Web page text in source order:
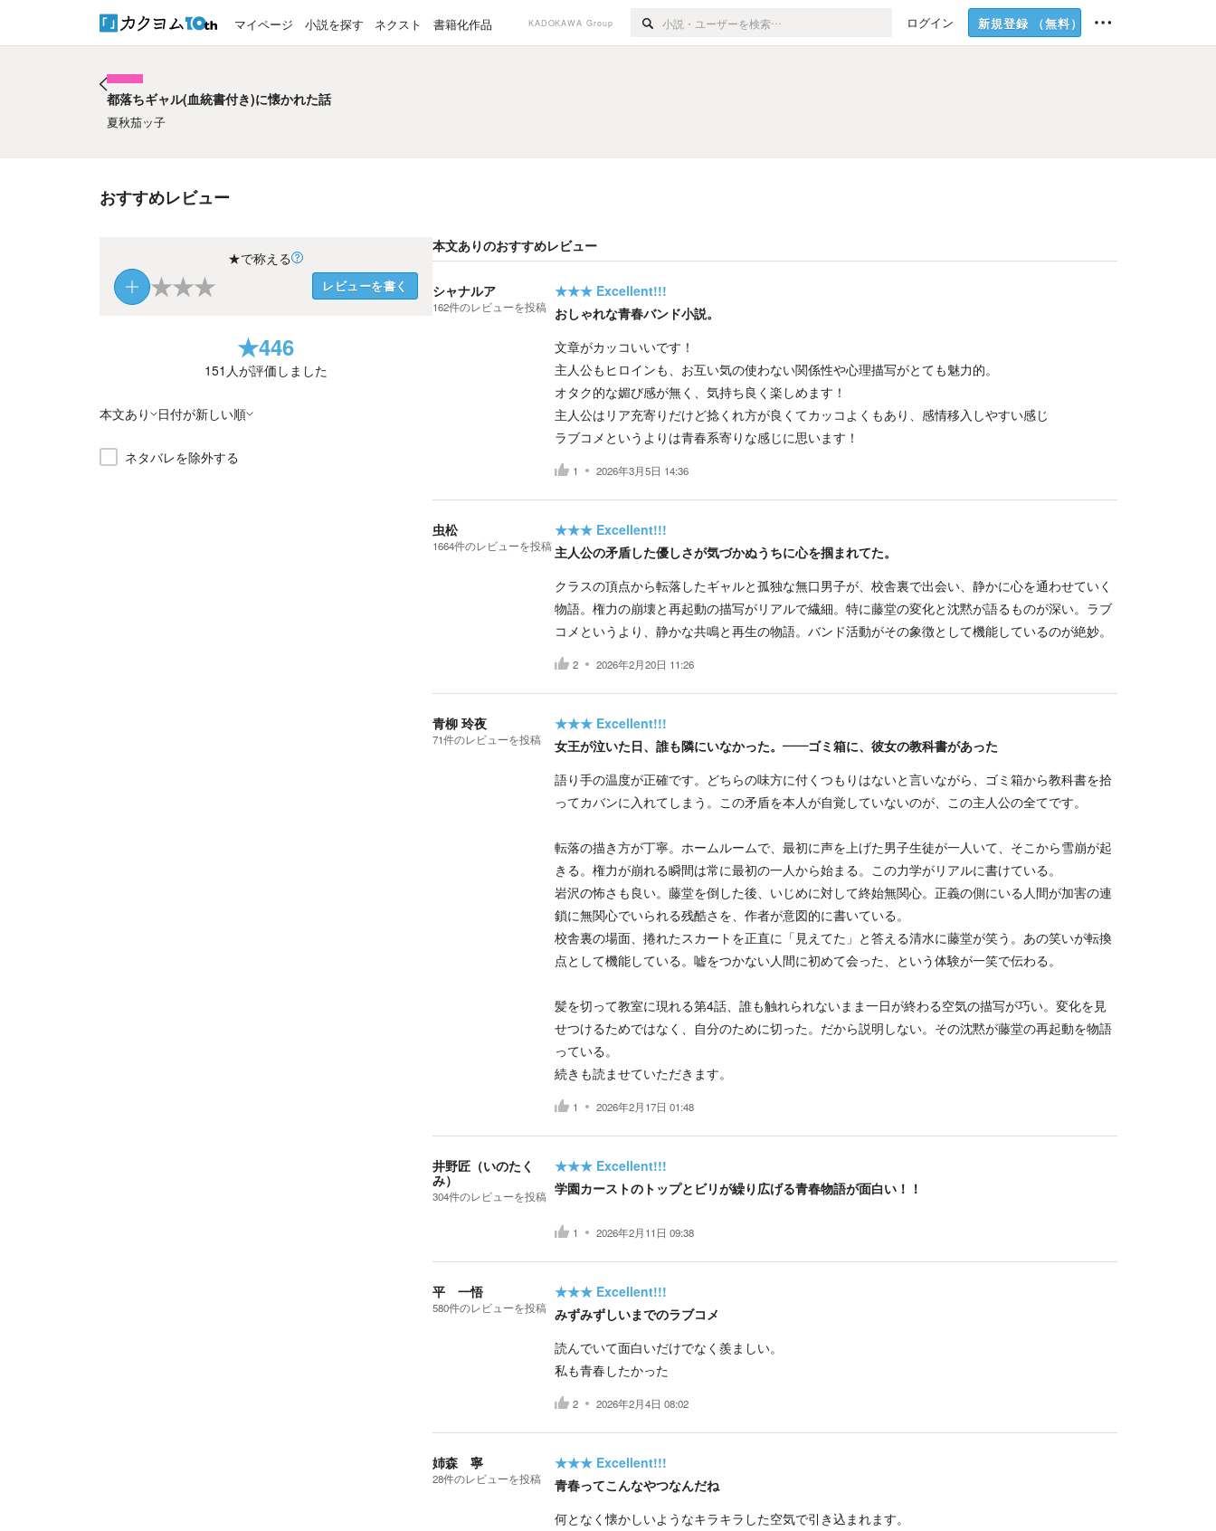
マイページ 小説を探す ネクスト 書籍化作品 KADOKAWA Group ログイン 新規登録 （無料）
都落ちギャル(血統書付き)に懐かれた話
夏秋茄ッ子
おすすめレビュー
★で称える
★★★ レビューを書く
★446
151 人が評価しました
本文あり 日付が新しい順
ネタバレを除外する
本文ありのおすすめレビュー
シャナルア
162件のレビューを投稿
★★★ Excellent!!!
おしゃれな青春バンド小説。
文章がカッコいいです！
主人公もヒロインも、お互い気の使わない関係性や心理描写がとても魅力的。
オタク的な媚び感が無く、気持ち良く楽しめます！
主人公はリア充寄りだけど捻くれ方が良くてカッコよくもあり、感情移入しやすい感じ
ラブコメというよりは青春系寄りな感じに思います！
1 2026年3月5日 14:36
虫松
1664件のレビューを投稿
★★★ Excellent!!!
主人公の矛盾した優しさが気づかぬうちに心を掴まれてた。
クラスの頂点から転落したギャルと孤独な無口男子が、校舎裏で出会い、静かに心を通わせていく
物語。権力の崩壊と再起動の描写がリアルで繊細。特に藤堂の変化と沈黙が語るものが深い。ラブ
コメというより、静かな共鳴と再生の物語。バンド活動がその象徴として機能しているのが絶妙。
2 2026年2月20日 11:26
青柳 玲夜
71件のレビューを投稿
★★★ Excellent!!!
女王が泣いた日、誰も隣にいなかった。——ゴミ箱に、彼女の教科書があった
語り手の温度が正確です。どちらの味方に付くつもりはないと言いながら、ゴミ箱から教科書を拾
ってカバンに入れてしまう。この矛盾を本人が自覚していないのが、この主人公の全てです。
転落の描き方が丁寧。ホームルームで、最初に声を上げた男子生徒が一人いて、そこから雪崩が起
きる。権力が崩れる瞬間は常に最初の一人から始まる。この力学がリアルに書けている。
岩沢の怖さも良い。藤堂を倒した後、いじめに対して終始無関心。正義の側にいる人間が加害の連
鎖に無関心でいられる残酷さを、作者が意図的に書いている。
校舎裏の場面、捲れたスカートを正直に「見えてた」と答える清水に藤堂が笑う。あの笑いが転換
点として機能している。嘘をつかない人間に初めて会った、という体験が一笑で伝わる。
髪を切って教室に現れる第4話、誰も触れられないまま一日が終わる空気の描写が巧い。変化を見
せつけるためではなく、自分のために切った。だから説明しない。その沈黙が藤堂の再起動を物語
っている。
続きも読ませていただきます。
1 2026年2月17日 01:48
井野匠（いのたく
み）
304件のレビューを投稿
★★★ Excellent!!!
学園カーストのトップとビリが繰り広げる青春物語が面白い！！
1 2026年2月11日 09:38
平 一悟
580件のレビューを投稿
★★★ Excellent!!!
みずみずしいまでのラブコメ
読んでいて面白いだけでなく羨ましい。
私も青春したかった
2 2026年2月4日 08:02
姉森 寧
28件のレビューを投稿
★★★ Excellent!!!
青春ってこんなやつなんだね
何となく懐かしいようなキラキラした空気で引き込まれます。